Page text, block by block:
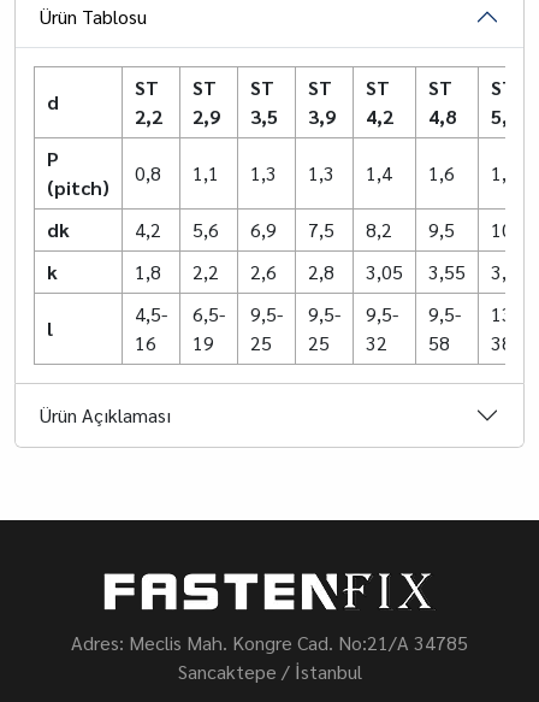
Ürün Tablosu
d
ST
2,2
ST
2,9
ST
3,5
ST
3,9
ST
4,2
ST
4,8
ST
5,5
P
(pitch)
0,8 1,1 1,3 1,3 1,4 1,6 1,8
dk 4,2 5,6 6,9 7,5 8,2 9,5
10,8
k
1,8 2,2 2,6 2,8 3,05 3,55 3,95
l
4,5-
16
6,5-
19
9,5-
25
9,5-
25
9,5-
32
9,5-
58
13-
38
Ürün Açıklaması
Adres: Meclis Mah. Kongre Cad. No:21/A 34785
Sancaktepe / İstanbul